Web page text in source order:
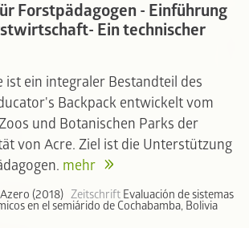
Forstpädagogen - Einführung
Ein technischer
ist ein integraler Bestandteil des
Backpack entwickelt vom
und Botanischen Parks der
von Acre. Ziel ist die Unterstützung
mehr
(2018) Zeitschrift Evaluación de sistemas
en el semiárido de Cochabamba, Bolivia